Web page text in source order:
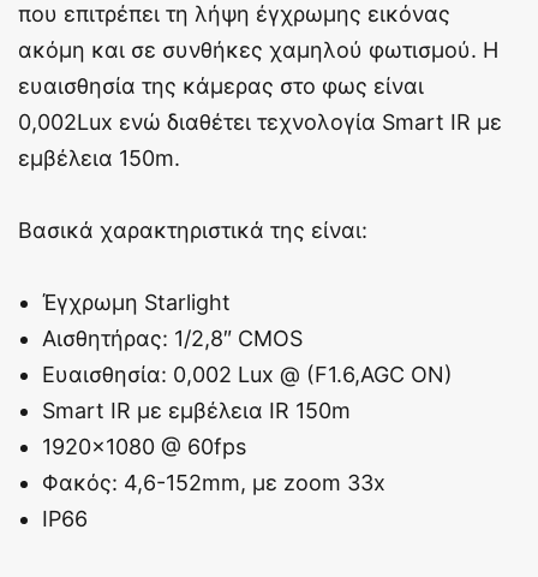
που επιτρέπει τη λήψη έγχρωμης εικόνας
ακόμη και σε συνθήκες χαμηλού φωτισμού. Η
ευαισθησία της κάμερας στο φως είναι
0,002Lux ενώ διαθέτει τεχνολογία Smart IR με
εμβέλεια 150m.
Βασικά χαρακτηριστικά της είναι:
Έγχρωμη Starlight
Αισθητήρας: 1/2,8″ CMOS
Ευαισθησία: 0,002 Lux @ (F1.6,AGC ON)
Smart IR με εμβέλεια IR 150m
1920×1080 @ 60fps
Φακός: 4,6-152mm, με zoom 33x
IP66